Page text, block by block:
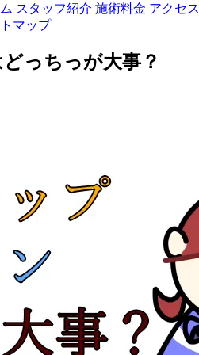
スタッフ紹介 施術料金 アクセス
マップ
っちっが大事？